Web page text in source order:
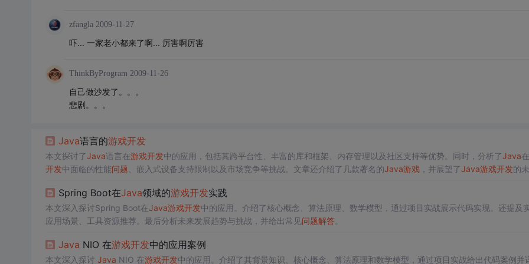
zfangla 2009-11-27
吓... 一家老小都来了啊... 厉害啊厉害
ThinkByProgram 2009-11-26
自己做沙发了。。。
悲剧。。。
Java语言的游戏开发
本文探讨了Java语言在游戏开发中的应用，包括其跨平台性、丰富的库和框架、内存管理以及社区支持等优势。同时，分析了Java在
开发中面临的性能问题 、嵌入式设备支持限制以及市场竞争等挑战。文章还介绍了几款著名的Java游戏，并展望了Java游戏开发的
Spring Boot在Java领域的游戏开发实践
本文深入探讨Spring Boot在Java游戏开发中的应用。介绍了核心概念、算法原理、数学模型，通过项目实战展示代码实现。还提及
应用场景、工具资源推荐。最后分析未来发展趋势与挑战，并给出常见问题解答。
Java NIO 在游戏开发中的应用案例
本文深入探讨 Java NIO 在游戏开发中的应用。介绍了其背景知识、核心概念、算法原理和数学模型，通过项目实战给出代码案例并